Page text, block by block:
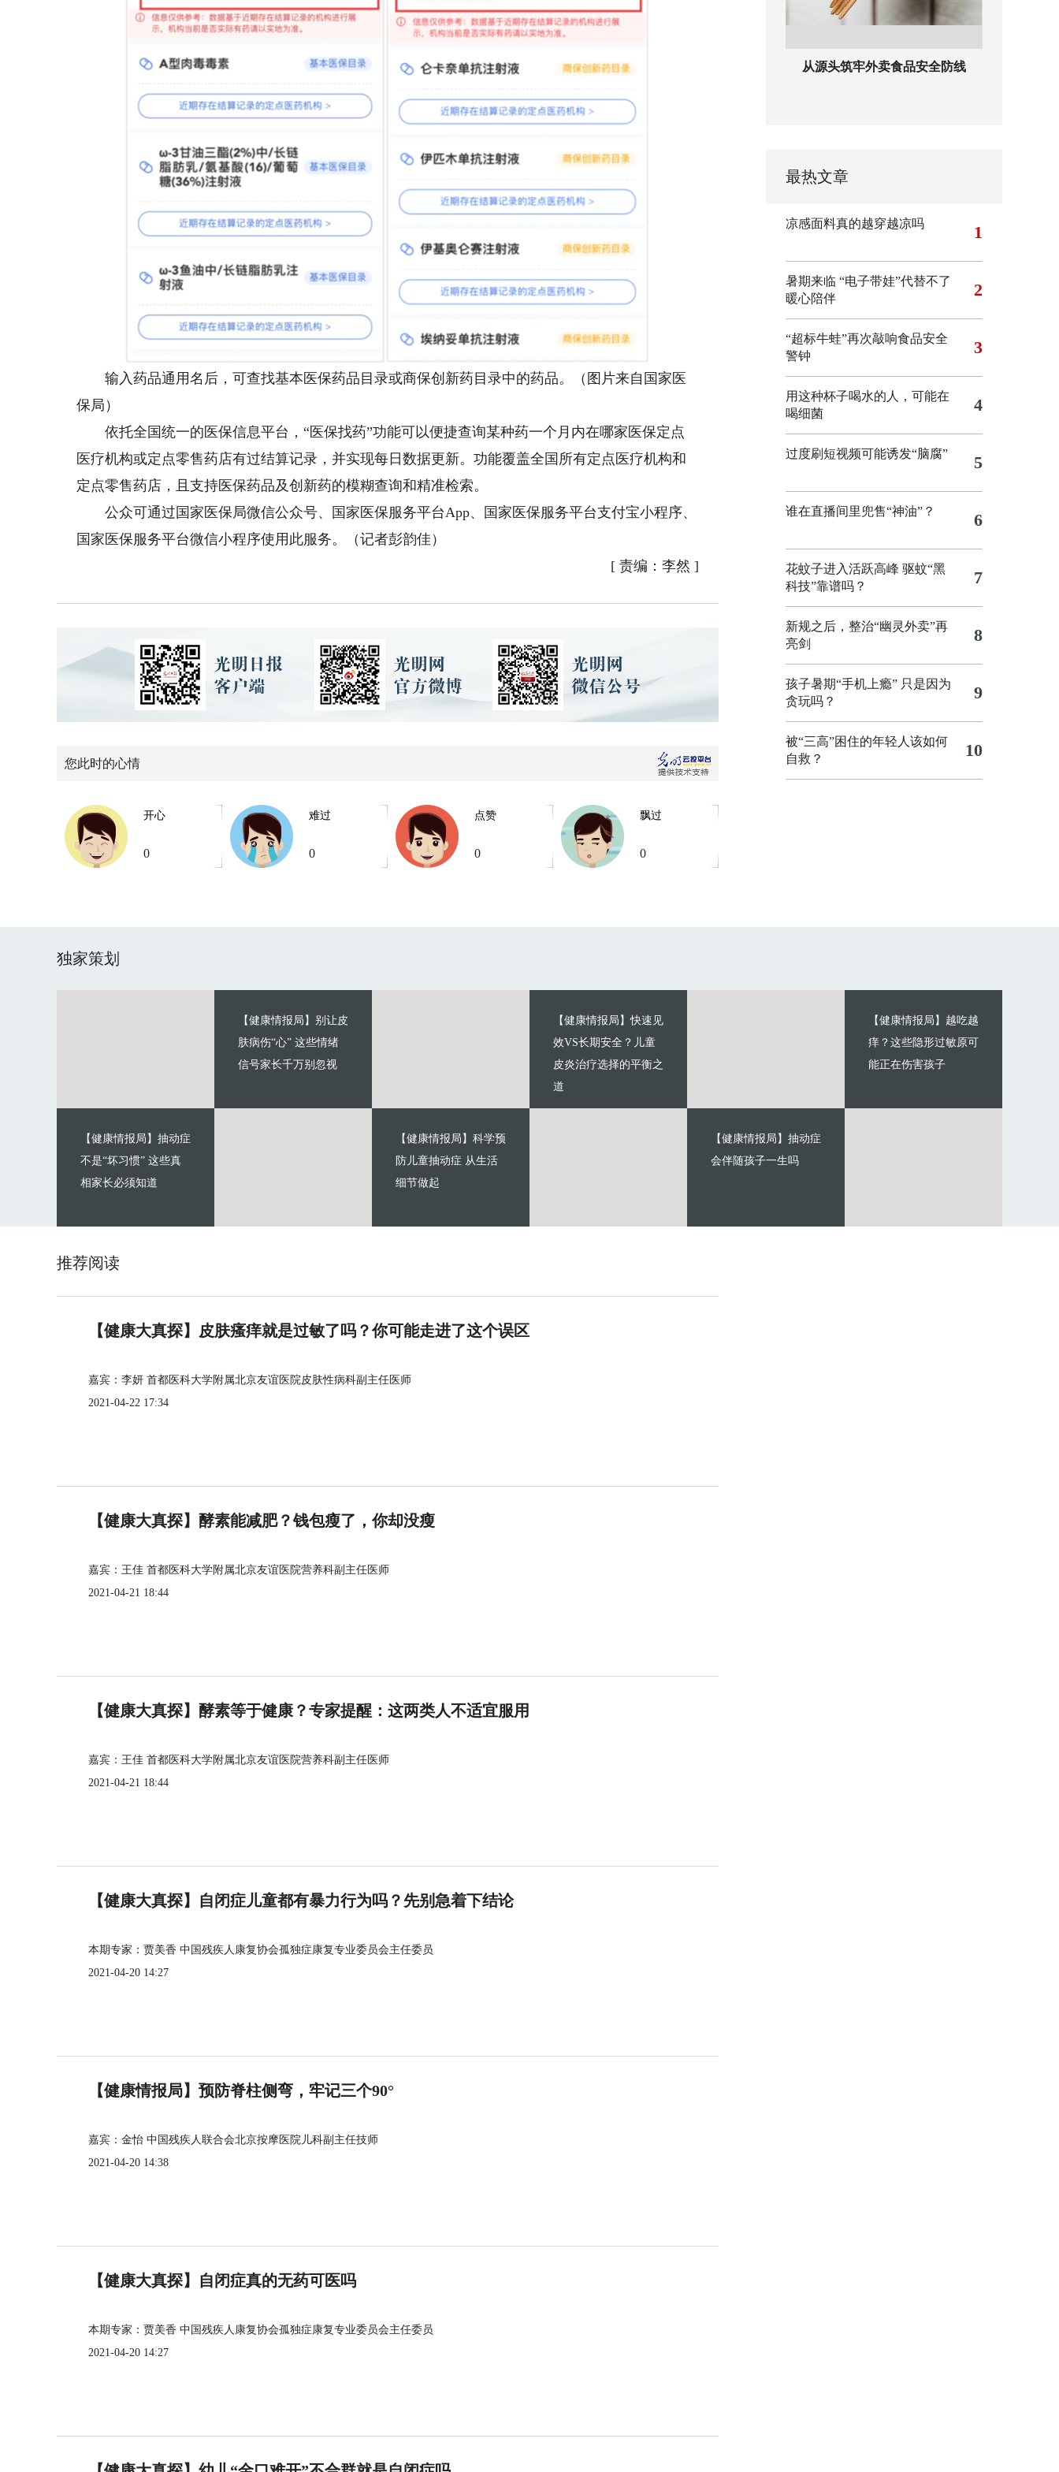
输入药品通用名后，可查找基本医保药品目录或商保创新药目录中的药品。（图片来自国家医
保局）
依托全国统一的医保信息平台，“医保找药”功能可以便捷查询某种药一个月内在哪家医保定点
医疗机构或定点零售药店有过结算记录，并实现每日数据更新。功能覆盖全国所有定点医疗机构和
定点零售药店，且支持医保药品及创新药的模糊查询和精准检索。
公众可通过国家医保局微信公众号、国家医保服务平台App、国家医保服务平台支付宝小程序、
国家医保服务平台微信小程序使用此服务。（记者彭韵佳）
[ 责编：李然 ]
您此时的心情
开心
0
难过
0
点赞
0
飘过
0
从源头筑牢外卖食品安全防线
最热文章
凉感面料真的越穿越凉吗 1
暑期来临 “电子带娃”代替不了
暖心陪伴
2
“超标牛蛙”再次敲响食品安全
警钟
3
用这种杯子喝水的人，可能在
喝细菌
4
过度刷短视频可能诱发“脑腐” 5
谁在直播间里兜售“神油”？ 6
花蚊子进入活跃高峰 驱蚊“黑
科技”靠谱吗？
7
新规之后，整治“幽灵外卖”再
亮剑
8
孩子暑期“手机上瘾” 只是因为
贪玩吗？
9
被“三高”困住的年轻人该如何
自救？
10
独家策划
【健康情报局】别让皮
肤病伤“心” 这些情绪
信号家长千万别忽视
【健康情报局】抽动症
不是“坏习惯” 这些真
相家长必须知道
【健康情报局】快速见
效VS长期安全？儿童
皮炎治疗选择的平衡之
道
【健康情报局】科学预
防儿童抽动症 从生活
细节做起
【健康情报局】越吃越
痒？这些隐形过敏原可
能正在伤害孩子
【健康情报局】抽动症
会伴随孩子一生吗
推荐阅读
【健康大真探】皮肤瘙痒就是过敏了吗？你可能走进了这个误区
嘉宾：李妍 首都医科大学附属北京友谊医院皮肤性病科副主任医师
2021-04-22 17:34
【健康大真探】酵素能减肥？钱包瘦了，你却没瘦
嘉宾：王佳 首都医科大学附属北京友谊医院营养科副主任医师
2021-04-21 18:44
【健康大真探】酵素等于健康？专家提醒：这两类人不适宜服用
嘉宾：王佳 首都医科大学附属北京友谊医院营养科副主任医师
2021-04-21 18:44
【健康大真探】自闭症儿童都有暴力行为吗？先别急着下结论
本期专家：贾美香 中国残疾人康复协会孤独症康复专业委员会主任委员
2021-04-20 14:27
【健康情报局】预防脊柱侧弯，牢记三个90°
嘉宾：金怡 中国残疾人联合会北京按摩医院儿科副主任技师
2021-04-20 14:38
【健康大真探】自闭症真的无药可医吗
本期专家：贾美香 中国残疾人康复协会孤独症康复专业委员会主任委员
2021-04-20 14:27